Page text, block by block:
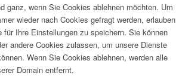
ganz, wenn Sie Cookies ablehnen möchten. Um
wieder nach Cookies gefragt werden, erlauben
Ihre Einstellungen zu speichern. Sie können
andere Cookies zulassen, um unsere Dienste
Wenn Sie Cookies ablehnen, werden alle
Domain entfernt.